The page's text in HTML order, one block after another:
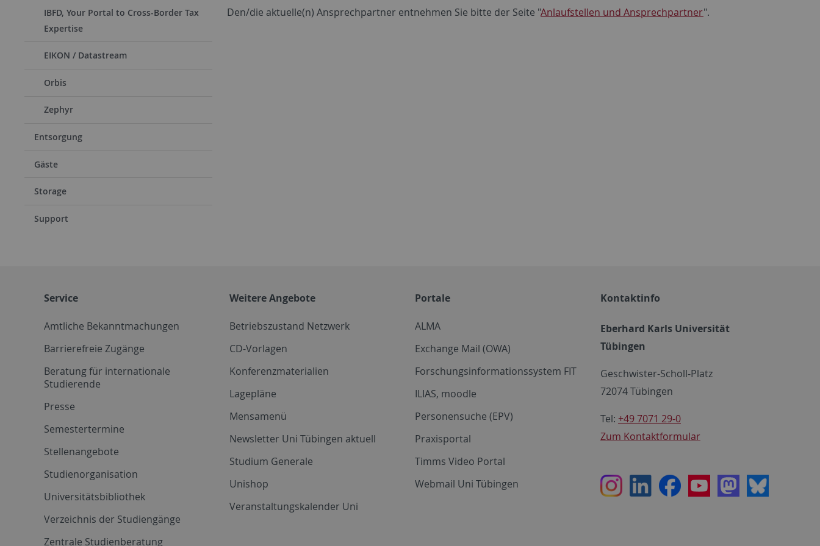
IBFD, Your Portal to Cross-Border Tax
Expertise
EIKON / Datastream
Orbis
Zephyr
Entsorgung
Gäste
Storage
Support
Den/die aktuelle(n) Ansprechpartner entnehmen Sie bitte der Seite "Anlaufstellen und Ansprechpartner".
Service
Amtliche Bekanntmachungen
Barrierefreie Zugänge
Beratung für internationale
Studierende
Presse
Semestertermine
Stellenangebote
Studienorganisation
Universitätsbibliothek
Verzeichnis der Studiengänge
Zentrale Studienberatung
Weitere Angebote
Betriebszustand Netzwerk
CD-Vorlagen
Konferenzmaterialien
Lagepläne
Mensamenü
Newsletter Uni Tübingen aktuell
Studium Generale
Unishop
Veranstaltungskalender Uni
Portale
ALMA
Exchange Mail (OWA)
Forschungsinformationssystem FIT
ILIAS, moodle
Personensuche (EPV)
Praxisportal
Timms Video Portal
Webmail Uni Tübingen
Kontaktinfo
Eberhard Karls Universität
Tübingen
Geschwister-Scholl-Platz
72074 Tübingen
Tel: +49 7071 29-0
Zum Kontaktformular
InstagramLinkedInFacebookYoutubeMastodon
Bluesky